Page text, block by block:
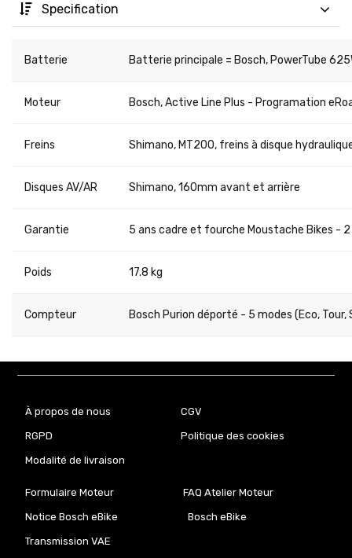
Specification
Batterie Batterie principale = Bosch, PowerTube
Moteur Bosch, Active Line Plus - Programation
Freins Shimano, MT200, freins à disque
Disques AV/AR Shimano, 160mm avant et arrière
Garantie 5 ans cadre et fourche Moustache Bikes -
Poids 17.8 kg
Compteur Bosch Purion déporté - 5 modes (Eco, Tour,
À propos de nous CGV
RGPD Politique des cookies
Modalité de livraison
Formulaire Moteur FAQ Atelier Moteur
Notice Bosch eBike Bosch eBike
Transmission VAE